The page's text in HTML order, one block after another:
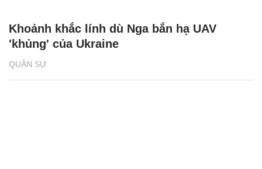
QUÂN SỰ
Khoảnh khắc lính dù Nga bắn hạ UAV
'khủng' của Ukraine